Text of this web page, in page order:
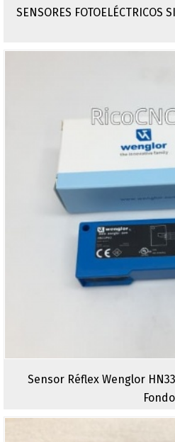
SENSORES FOTOELÉCTRICOS
Sensor Réflex Wenglor
Fondo